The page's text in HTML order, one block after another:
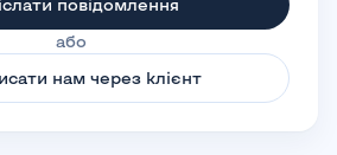
повідомлення
або
нам через клієнт